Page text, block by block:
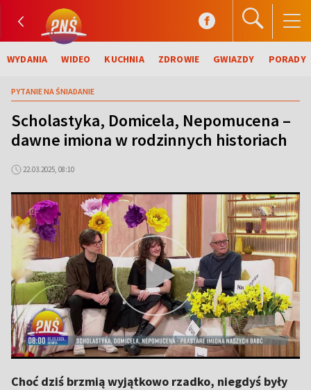
WYDANIA WIDEO KUCHNIA ZDROWIE GWIAZDY PORADY
PYTANIE NA ŚNIADANIE
Scholastyka, Domicela, Nepomucena –
dawne imiona w rodzinnych historiach
22.03.2025, 08:10
Choć dziś brzmią wyjątkowo rzadko, niegdyś były